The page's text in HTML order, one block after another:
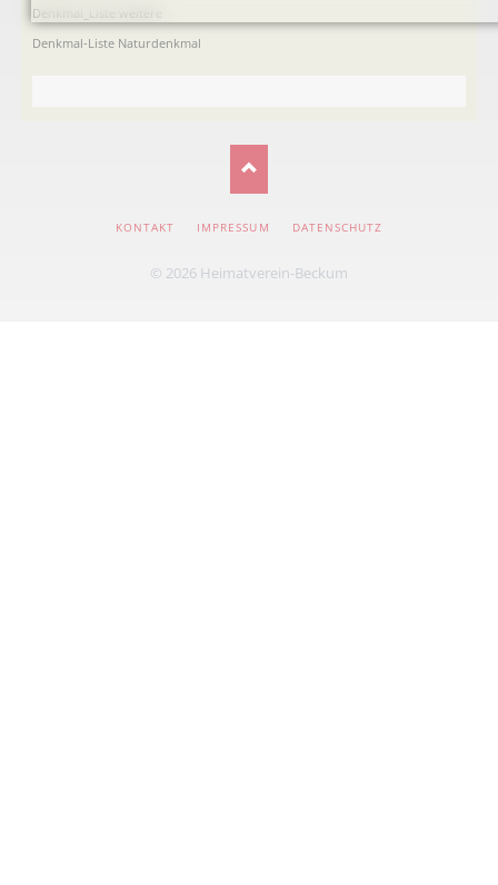
Denkmal_Liste weitere
Denkmal-Liste Naturdenkmal
NAVIGATION
KONTAKT IMPRESSUM DATENSCHUTZ
© 2026 Heimatverein-Beckum